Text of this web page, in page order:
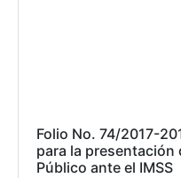
Folio No. 74/2017-
para la
Público ante el IMSS